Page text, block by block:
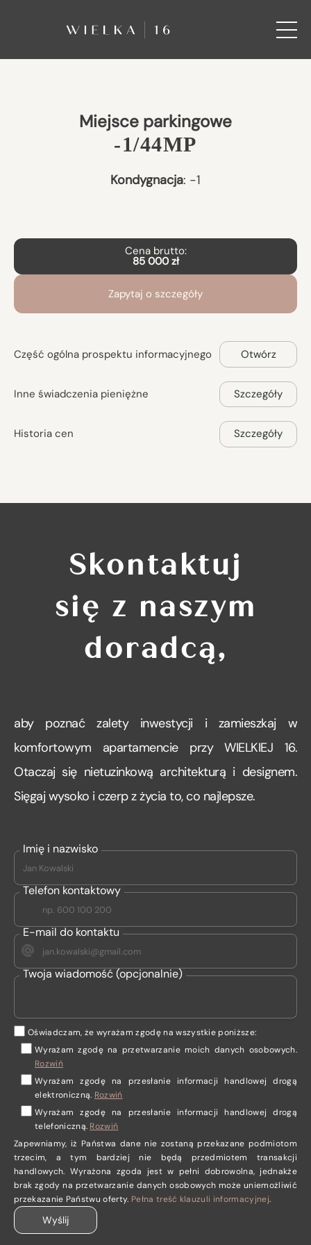
Miejsce parkingowe
-1/44MP
Kondygnacja: -1
Cena brutto:
85 000 zł
Zapytaj o szczegóły
Część ogólna prospektu informacyjnego Otwórz
Inne świadczenia pieniężne Szczegóły
Historia cen Szczegóły
Imię i nazwisko
Telefon kontaktowy
E-mail do kontaktu
Twoja wiadomość (opcjonalnie)
Oświadczam, że wyrażam zgodę na wszystkie poniższe:
Wyrażam zgodę na przetwarzanie moich danych osobowych.
Rozwiń
Wyrażam zgodęna przesłanie informacji handlowej drogą
elektroniczną. Rozwiń
Wyrażam zgodęna przesłanie informacji handlowej drogą
telefoniczną. Rozwiń
Zapewniamy, iż Państwa dane nie zostaną przekazane podmiotom
trzecim, a tym bardziej nie będą przedmiotem transakcji
handlowych. Wyrażona zgoda jest w pełni dobrowolna, jednakże
brak zgody na przetwarzanie danych osobowych może uniemożliwić
przekazanie Państwu oferty. Pełna treść klauzuli informacyjnej.
Skontaktuj
się z naszym
doradcą,
aby poznać zalety inwestycji i zamieszkaj w
komfortowym apartamencie przy WIELKIEJ 16.
Otaczaj się nietuzinkową architekturą i designem.
Sięgaj wysoko i czerp z życia to, co najlepsze.